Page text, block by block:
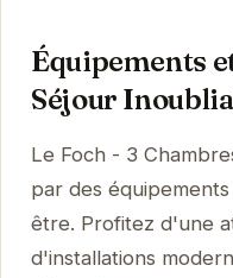
Équipements
Séjour
Le Foch - 3
par des
être. Profitez d'une
d'installations